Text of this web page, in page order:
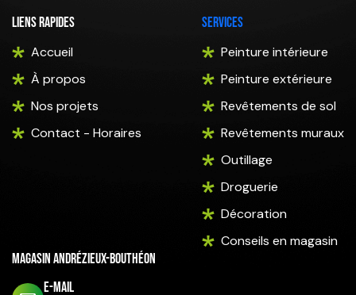
Liens rapides
Accueil
À propos
Nos projets
Contact - Horaires
Services
Peinture intérieure
Peinture extérieure
Revêtements de sol
Revêtements muraux
Outillage
Droguerie
Décoration
Conseils en magasin
Magasin Andrézieux-Bouthéon
E-mail